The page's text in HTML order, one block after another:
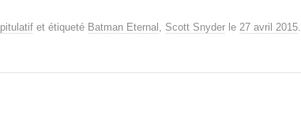
et étiqueté Batman Eternal , Scott Snyder le 27 avril 2015.